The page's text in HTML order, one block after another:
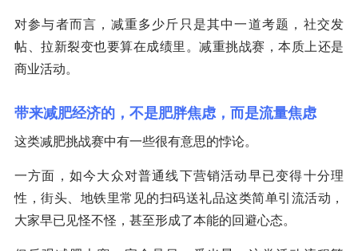
对参与者而言，减重多少斤只是其中一道考题，社交发
帖、拉新裂变也要算在成绩里。减重挑战赛，本质上还是
商业活动。
带来减肥经济的，不是肥胖焦虑，而是流量焦虑
这类减肥挑战赛中有一些很有意思的悖论。
一方面，如今大众对普通线下营销活动早已变得十分理
性，街头、地铁里常见的扫码送礼品这类简单引流活动，
大家早已见怪不怪，甚至形成了本能的回避心态。